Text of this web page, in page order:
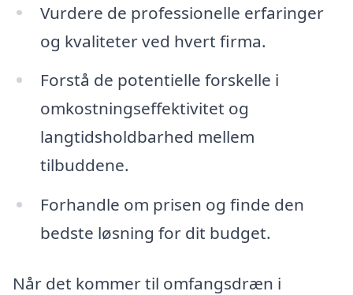
Vurdere de professionelle erfaringer
og kvaliteter ved hvert firma.
Forstå de potentielle forskelle i
omkostningseffektivitet og
langtidsholdbarhed mellem
tilbuddene.
Forhandle om prisen og finde den
bedste løsning for dit budget.
Når det kommer til omfangsdræn i